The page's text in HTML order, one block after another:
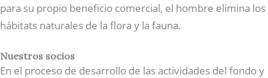
para su propio beneficio comercial, el hombre elimina los
hábitats naturales de la flora y la fauna.
Nuestros socios
En el proceso de desarrollo de las actividades del fondo y